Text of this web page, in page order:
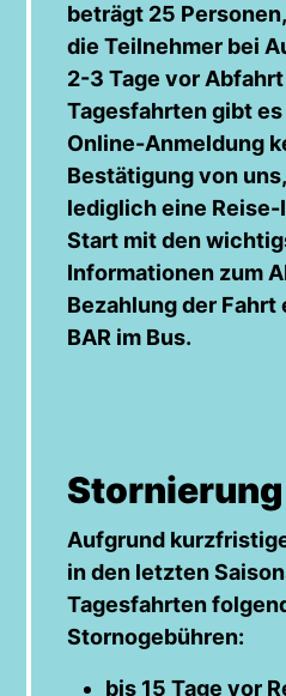
beträgt 25
die Teilnehmer bei
2-3 Tage vor
Tagesfahrten gibt
Online-Anmeldung
Bestätigung von
lediglich eine
Start mit den
Informationen zum
Bezahlung der
BAR im Bus.
Stornierung
Aufgrund
in den letzten
Tagesfahrten
Stornogebühren:
bis 15 Tage vor